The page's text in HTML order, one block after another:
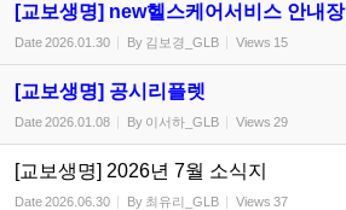
[교보생명] new헬스케어서비스 안내장
Date2026.01.30 By 김보경_GLB Views 15
[교보생명] 공시리플렛
Date2026.01.08 By 이서하_GLB Views 29
[교보생명] 2026년 7월 소식지
Date2026.06.30 By 최유리_GLB Views 37